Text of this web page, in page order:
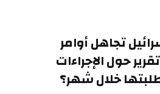
تجاهل أوامر
حول الإجراءات
طلبتها خلال شهر؟